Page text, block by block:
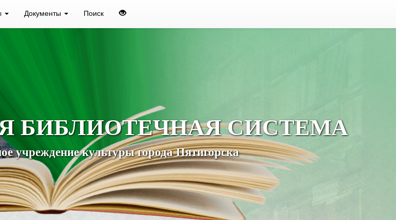
Документы Поиск
БИБЛИОТЕЧНАЯ СИСТЕМА
учреждение культуры города Пятигорска